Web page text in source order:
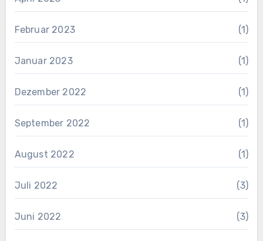
Februar 2023 (1)
Januar 2023 (1)
Dezember 2022 (1)
September 2022 (1)
August 2022 (1)
Juli 2022 (3)
Juni 2022 (3)